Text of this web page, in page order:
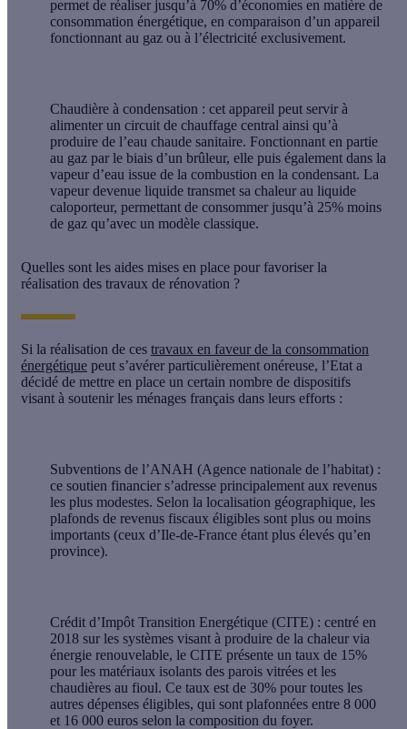
permet de réaliser jusqu’à 70% d’économies en matière de
consommation énergétique, en comparaison d’un appareil
fonctionnant au gaz ou à l’électricité exclusivement.
Chaudière à condensation : cet appareil peut servir à
alimenter un circuit de chauffage central ainsi qu’à
produire de l’eau chaude sanitaire. Fonctionnant en partie
au gaz par le biais d’un brûleur, elle puis également dans la
vapeur d’eau issue de la combustion en la condensant. La
vapeur devenue liquide transmet sa chaleur au liquide
caloporteur, permettant de consommer jusqu’à 25% moins
de gaz qu’avec un modèle classique.
Quelles sont les aides mises en place pour favoriser la
réalisation des travaux de rénovation ?
Si la réalisation de ces travaux en faveur de la consommation
énergétique peut s’avérer particulièrement onéreuse, l’Etat a
décidé de mettre en place un certain nombre de dispositifs
visant à soutenir les ménages français dans leurs efforts :
Subventions de l’ANAH (Agence nationale de l’habitat) :
ce soutien financier s’adresse principalement aux revenus
les plus modestes. Selon la localisation géographique, les
plafonds de revenus fiscaux éligibles sont plus ou moins
importants (ceux d’Ile-de-France étant plus élevés qu’en
province).
Crédit d’Impôt Transition Energétique (CITE) : centré en
2018 sur les systèmes visant à produire de la chaleur via
énergie renouvelable, le CITE présente un taux de 15%
pour les matériaux isolants des parois vitrées et les
chaudières au fioul. Ce taux est de 30% pour toutes les
autres dépenses éligibles, qui sont plafonnées entre 8 000
et 16 000 euros selon la composition du foyer.